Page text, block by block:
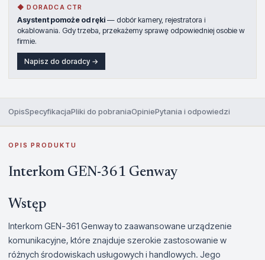
◆ DORADCA CTR
Asystent pomoże od ręki — dobór kamery, rejestratora i
okablowania. Gdy trzeba, przekażemy sprawę odpowiedniej osobie w
firmie.
Napisz do doradcy →
OpisSpecyfikacjaPliki do pobraniaOpiniePytania i odpowiedzi
OPIS PRODUKTU
Interkom GEN-361 Genway
Wstęp
Interkom GEN-361 Genway to zaawansowane urządzenie
komunikacyjne, które znajduje szerokie zastosowanie w
różnych środowiskach usługowych i handlowych. Jego